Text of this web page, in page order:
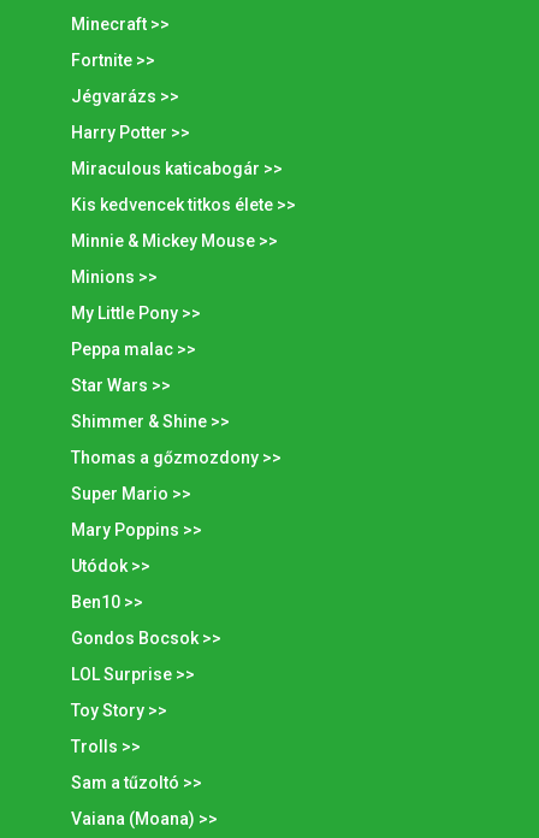
Minecraft >>
Fortnite >>
Jégvarázs >>
Harry Potter >>
Miraculous katicabogár >>
Kis kedvencek titkos élete >>
Minnie & Mickey Mouse >>
Minions >>
My Little Pony >>
Peppa malac >>
Star Wars >>
Shimmer & Shine >>
Thomas a gőzmozdony >>
Super Mario >>
Mary Poppins >>
Utódok >>
Ben10 >>
Gondos Bocsok >>
LOL Surprise >>
Toy Story >>
Trolls >>
Sam a tűzoltó >>
Vaiana (Moana) >>